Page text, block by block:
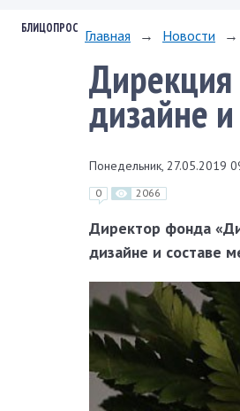
БЛИЦОПРОС Главная → Новости →
Дирекция
дизайне
Понедельник, 27.05.2019
0 2066
Директор фонда
дизайне и составе